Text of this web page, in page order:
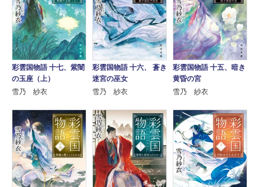
彩雲国物語 十七、紫闇
の玉座（上）
雪乃 紗衣
彩雲国物語 十六、 蒼き
迷宮の巫女
雪乃 紗衣
彩雲国物語 十五、暗き
黄昏の宮
雪乃 紗衣